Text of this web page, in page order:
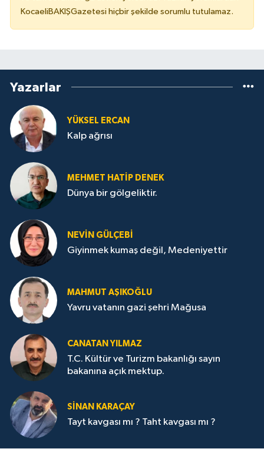
KocaeliBAKIŞGazetesi hiçbir şekilde sorumlu tutulamaz.
Yazarlar
YÜKSEL ERCAN
Kalp ağrısı
MEHMET HATİP DENEK
Dünya bir gölgeliktir.
NEVİN GÜLÇEBİ
Giyinmek kumaş değil, Medeniyettir
MAHMUT AŞIKOĞLU
Yavru vatanın gazi şehri Mağusa
CANATAN YILMAZ
T.C. Kültür ve Turizm bakanlığı sayın
bakanına açık mektup.
SİNAN KARAÇAY
Tayt kavgası mı ? Taht kavgası mı ?